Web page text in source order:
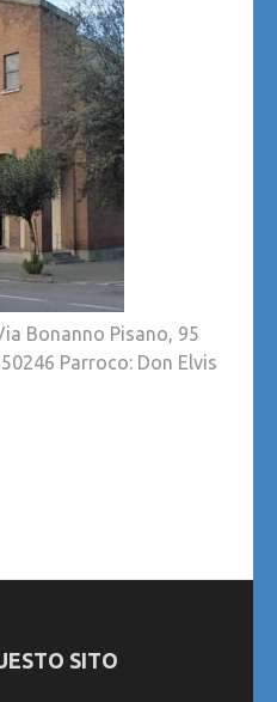
Bonanno Pisano, 95
Parroco: Don Elvis
SITO